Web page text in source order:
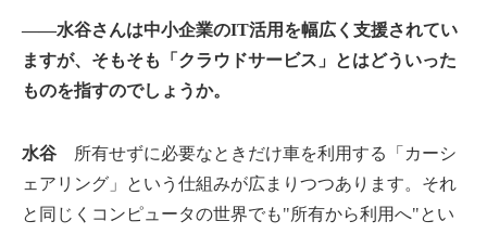
――水谷さんは中小企業のIT活用を幅広く支援されてい
ますが、そもそも「クラウドサービス」とはどういった
ものを指すのでしょうか。
水谷 所有せずに必要なときだけ車を利用する「カーシ
ェアリング」という仕組みが広まりつつあります。それ
と同じくコンピュータの世界でも"所有から利用へ"とい